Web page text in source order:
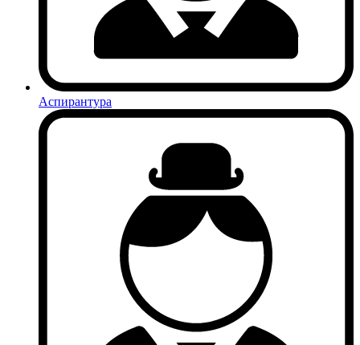
Аспирантура